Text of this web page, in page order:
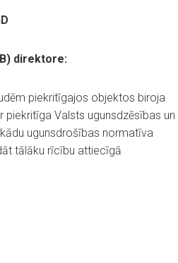
direktore:
piekritīgajos objektos biroja
Valsts ugunsdzēsības un
ugunsdrošības normatīva
tālāku rīcību attiecīgā